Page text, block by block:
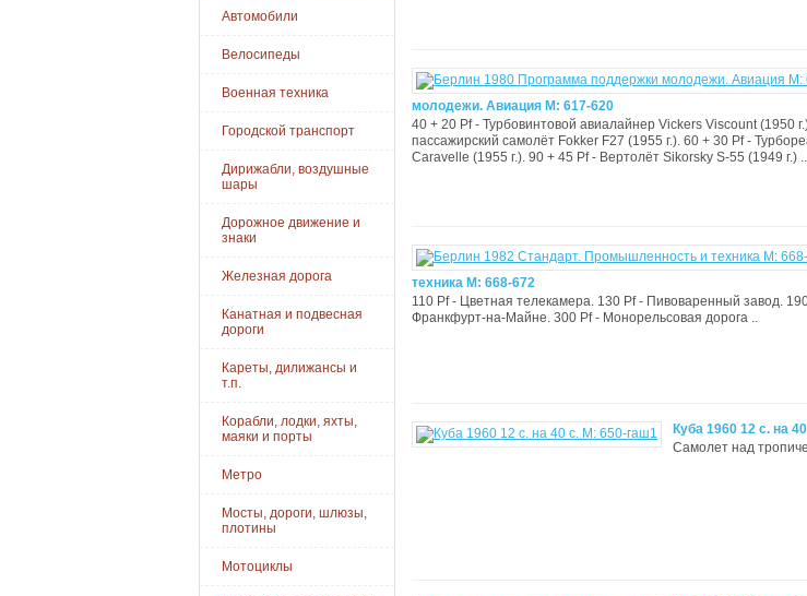
Автомобили
Велосипеды
Военная техника
Городской транспорт
Дирижабли, воздушные
шары
Дорожное движение и
знаки
Железная дорога
Канатная и подвесная
дороги
Кареты, дилижансы и
т.п.
Корабли, лодки, яхты,
маяки и порты
Метро
Мосты, дороги, шлюзы,
плотины
Мотоциклы
молодежи. Авиация М: 617-620
40 + 20 Pf - Турбовинтовой авиалайнер Vickers Viscount (1950
пассажирский самолёт Fokker F27 (1955 г.). 60 + 30 Pf -
Caravelle (1955 г.). 90 + 45 Pf - Вертолёт Sikorsky S-55 (1949 г.) ..
техника М: 668-672
110 Pf - Цветная телекамера. 130 Pf - Пивоваренный завод.
Франкфурт-на-Майне. 300 Pf - Монорельсовая дорога ..
Куба 1960 12 с. на
Самолет над